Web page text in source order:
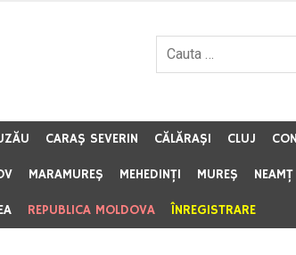
CARAŞ SEVERIN CĂLĂRAŞI CLUJ
MARAMUREŞ MEHEDINŢI MUREŞ NEAMŢ
REPUBLICA MOLDOVA ÎNREGISTRARE